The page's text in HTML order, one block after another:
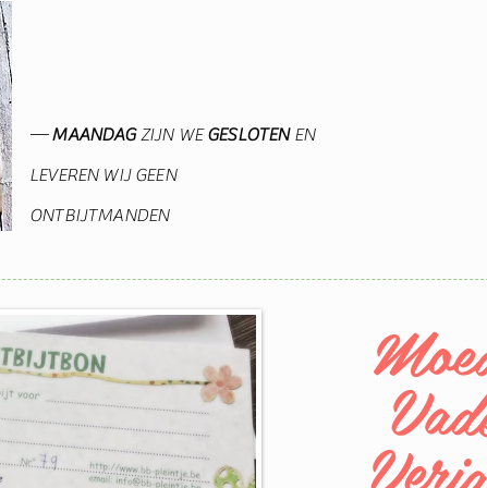
—MAANDAGZIJN WEGESLOTENEN
LEVEREN WIJ GEEN
ONTBIJTMANDEN